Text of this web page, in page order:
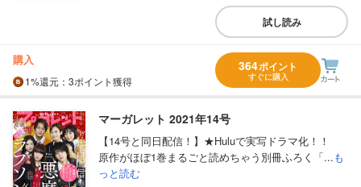
試し読み
購入
1%還元 ：3ポイント獲得
364ポイント
すぐに購入
マーガレット 2021年14号
【14号と同日配信！】★Huluで実写ドラマ化！！
原作がほぼ1巻まるごと読めちゃう別冊ふろく「...も
っと読む